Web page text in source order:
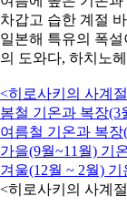
차갑고 습한 계절
일본해 특유의 폭
의 도와다, 하치노
<히로사키의 사계
봄철 기온과 복장(3
여름철 기온과 복장
가을(9월~11월) 기
겨울(12월 ~ 2월)
<히로사키의 사계